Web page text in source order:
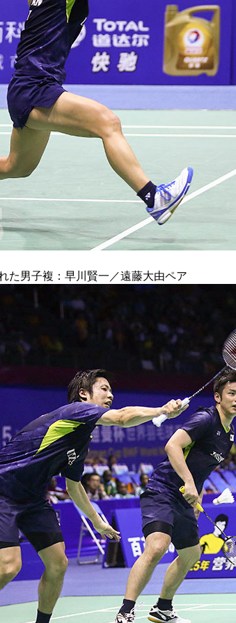
た男子複：早川賢一／遠藤大由ペア